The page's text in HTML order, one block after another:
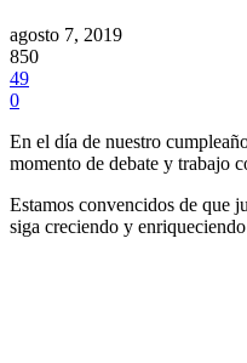
agosto 7, 2019
850
49
0
En el día de nuestro
momento de debate y trabajo
‪Estamos convencidos de que
siga creciendo y